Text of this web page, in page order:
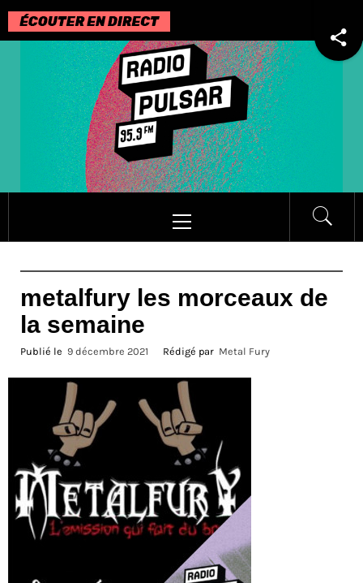
Passer
au
contenu
principal
metalfury les morceaux de
la semaine
Publié le 9 décembre 2021 Rédigé par Metal Fury